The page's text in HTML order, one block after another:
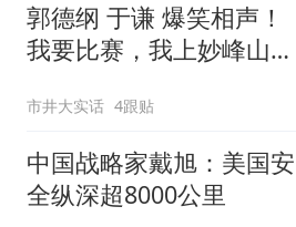
郭德纲 于谦 爆笑相声！
我要比赛，我上妙峰山干
祖庙
市井大实话 4跟贴
中国战略家戴旭：美国安
全纵深超8000公里